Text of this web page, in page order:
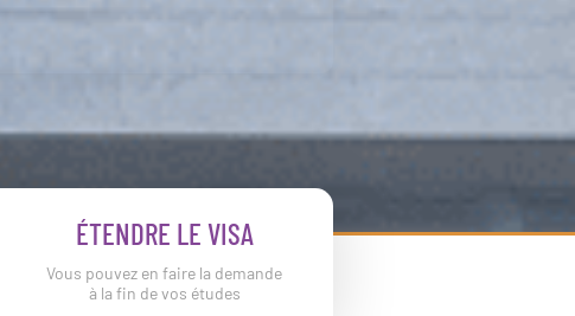
ÉTENDRE LE VISA
Vous pouvez en faire la demande
à la fin de vos études